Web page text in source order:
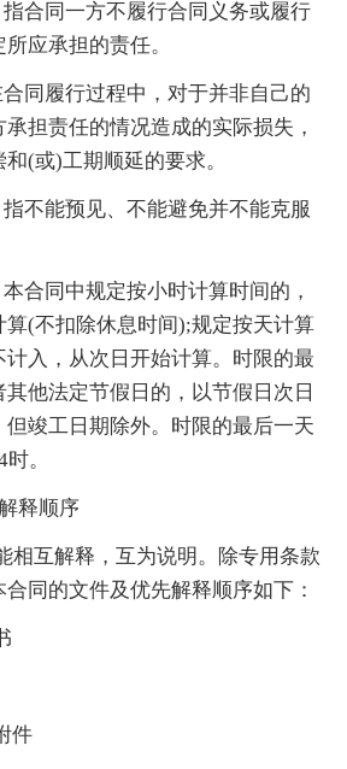
合同一方不履行合同义务或履行
应承担的责任。
同履行过程中，对于并非自己的
担责任的情况造成的实际损失，
(或)工期顺延的要求。
不能预见、不能避免并不能克服
合同中规定按小时计算时间的，
算(不扣除休息时间);规定按天计算
入，从次日开始计算。时限的最
他法定节假日的，以节假日次日
竣工日期除外。时限的最后一天
。
释顺序
相互解释，互为说明。除专用条款
同的文件及优先解释顺序如下：
件